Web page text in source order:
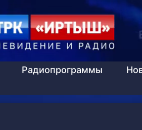
Радиопрограммы